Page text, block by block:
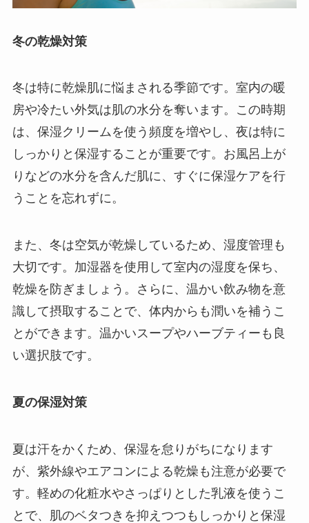
冬の乾燥対策
冬は特に乾燥肌に悩まされる季節です。室内の暖
房や冷たい外気は肌の水分を奪います。この時期
は、保湿クリームを使う頻度を増やし、夜は特に
しっかりと保湿することが重要です。お風呂上が
りなどの水分を含んだ肌に、すぐに保湿ケアを行
うことを忘れずに。
また、冬は空気が乾燥しているため、湿度管理も
大切です。加湿器を使用して室内の湿度を保ち、
乾燥を防ぎましょう。さらに、温かい飲み物を意
識して摂取することで、体内からも潤いを補うこ
とができます。温かいスープやハーブティーも良
い選択肢です。
夏の保湿対策
夏は汗をかくため、保湿を怠りがちになります
が、紫外線やエアコンによる乾燥も注意が必要で
す。軽めの化粧水やさっぱりとした乳液を使うこ
とで、肌のベタつきを抑えつつもしっかりと保湿